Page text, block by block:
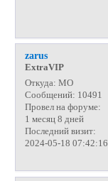
zarus
ExtraVIP
Откуда: МО
Сообщений: 10491
Провел на форуме:
1 месяц 8 дней
Последний визит:
2024-05-18 07:42:16